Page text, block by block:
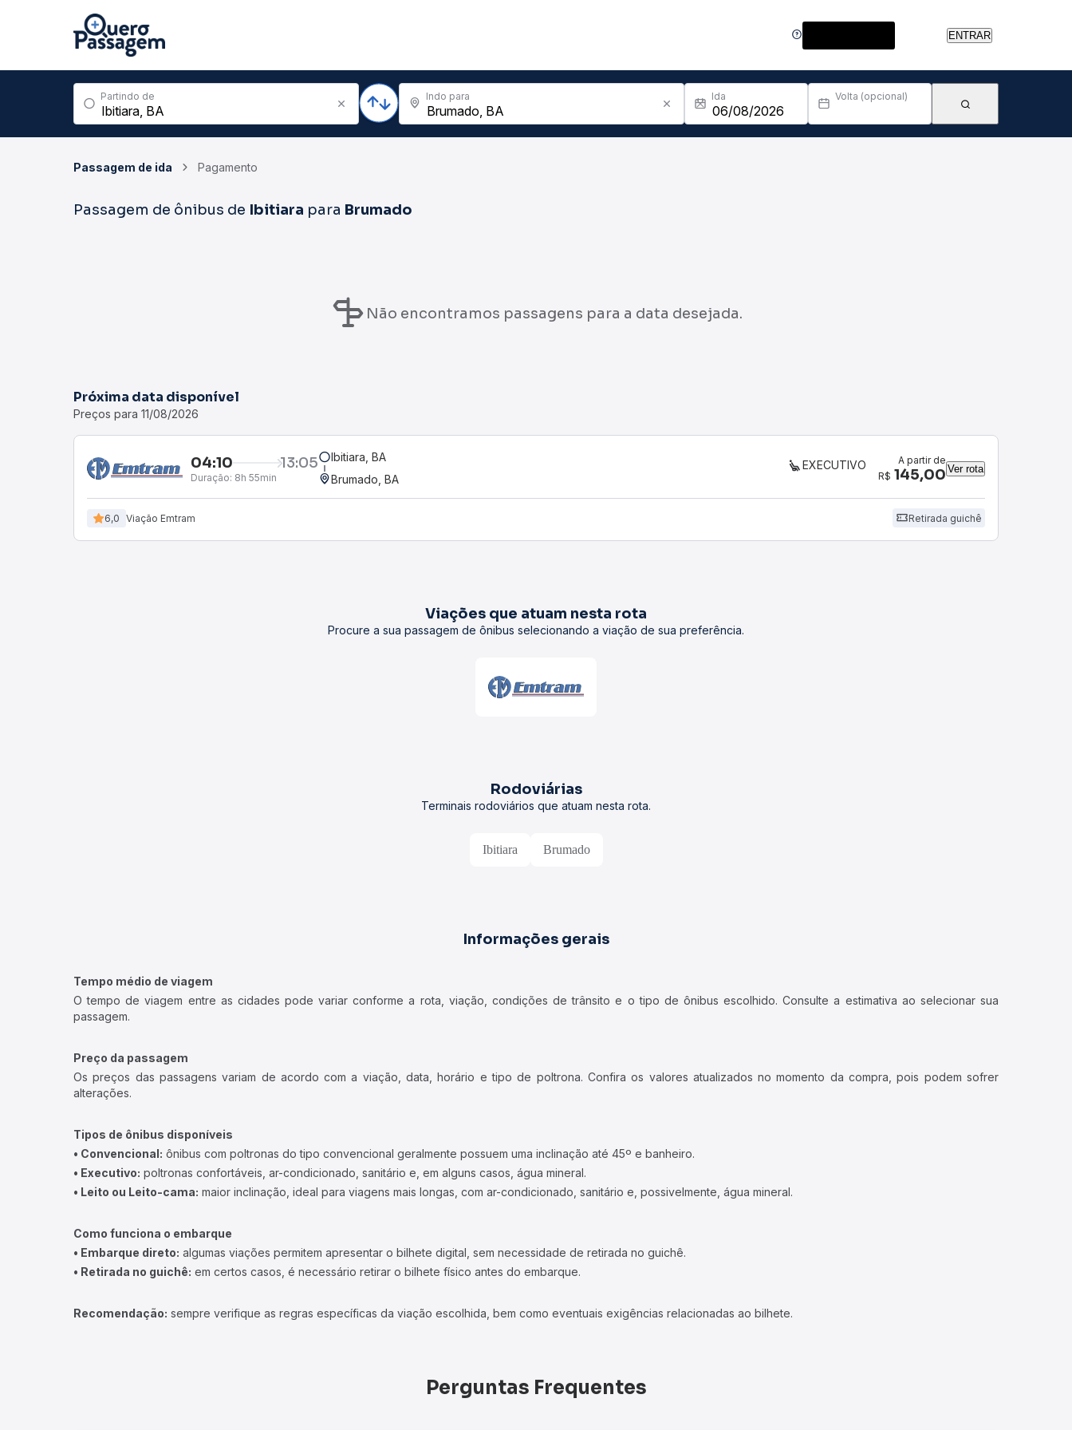
ENTRAR
Partindo de Indo para Ida Volta (opcional)
Passagem de ida Pagamento
Passagem de ônibus de Ibitiara para Brumado
Não encontramos passagens para a data desejada.
Próxima data disponível
Preços para 11/08/2026
04:10 13:05
Duração: 8h 55min
Ibitiara, BA
Brumado, BA
EXECUTIVO
A partir de
R$ 145,00 Ver rota
6,0 Viação Emtram Retirada guichê
Viações que atuam nesta rota
Procure a sua passagem de ônibus selecionando a viação de sua preferência.
Rodoviárias
Terminais rodoviários que atuam nesta rota.
Ibitiara Brumado
Informações gerais
Tempo médio de viagem
O tempo de viagem entre as cidades pode variar conforme a rota, viação, condições de trânsito e o tipo de ônibus escolhido. Consulte a estimativa ao selecionar sua
passagem.
Preço da passagem
Os preços das passagens variam de acordo com a viação, data, horário e tipo de poltrona. Confira os valores atualizados no momento da compra, pois podem sofrer
alterações.
Tipos de ônibus disponíveis
• Convencional: ônibus com poltronas do tipo convencional geralmente possuem uma inclinação até 45º e banheiro.
• Executivo: poltronas confortáveis, ar-condicionado, sanitário e, em alguns casos, água mineral.
• Leito ou Leito-cama: maior inclinação, ideal para viagens mais longas, com ar-condicionado, sanitário e, possivelmente, água mineral.
Como funciona o embarque
• Embarque direto: algumas viações permitem apresentar o bilhete digital, sem necessidade de retirada no guichê.
• Retirada no guichê: em certos casos, é necessário retirar o bilhete físico antes do embarque.
Recomendação: sempre verifique as regras específicas da viação escolhida, bem como eventuais exigências relacionadas ao bilhete.
Perguntas Frequentes